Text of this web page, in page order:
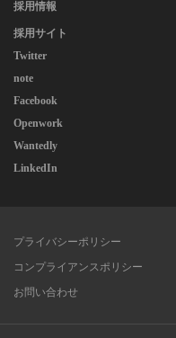
採用情報
採用サイト
Twitter
note
Facebook
Openwork
Wantedly
LinkedIn
プライバシーポリシー
コンプライアンスポリシー
お問い合わせ